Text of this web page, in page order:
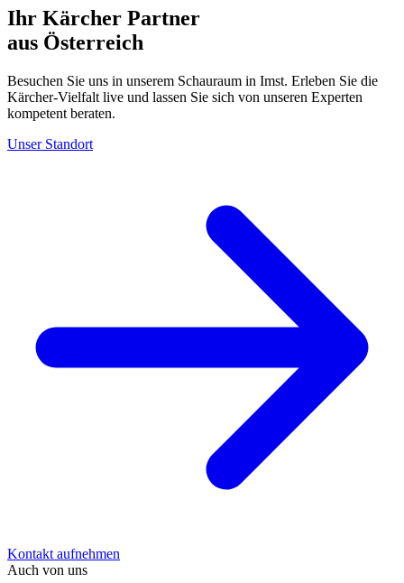
Ihr Kärcher Partner
aus Österreich
Besuchen Sie uns in unserem Schauraum in Imst. Erleben Sie die
Kärcher-Vielfalt live und lassen Sie sich von unseren Experten
kompetent beraten.
Unser Standort
Kontakt aufnehmen
Auch von uns